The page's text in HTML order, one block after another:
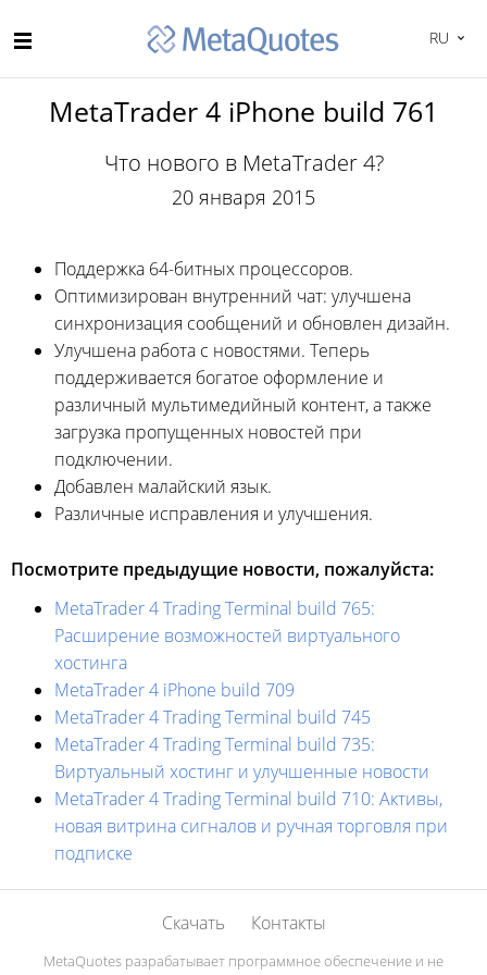
RU
MetaTrader 4 iPhone build 761
Что нового в MetaTrader 4?
20 января 2015
Поддержка 64-битных процессоров.
Оптимизирован внутренний чат: улучшена
синхронизация сообщений и обновлен дизайн.
Улучшена работа с новостями. Теперь
поддерживается богатое оформление и
различный мультимедийный контент, а также
загрузка пропущенных новостей при
подключении.
Добавлен малайский язык.
Различные исправления и улучшения.
Посмотрите предыдущие новости, пожалуйста:
MetaTrader 4 Trading Terminal build 765:
Расширение возможностей виртуального
хостинга
MetaTrader 4 iPhone build 709
MetaTrader 4 Trading Terminal build 745
MetaTrader 4 Trading Terminal build 735:
Виртуальный хостинг и улучшенные новости
MetaTrader 4 Trading Terminal build 710: Активы,
новая витрина сигналов и ручная торговля при
подписке
Скачать Контакты
MetaQuotes разрабатывает программное обеспечение и не